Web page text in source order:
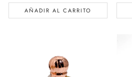
AÑADIR AL CARRITO